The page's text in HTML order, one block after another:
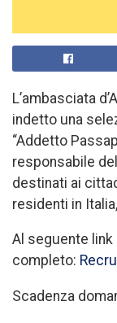
L’ambasciata
indetto una
“Addetto
responsabile
destinati ai
residenti in
Al seguente link
completo:
Scadenza